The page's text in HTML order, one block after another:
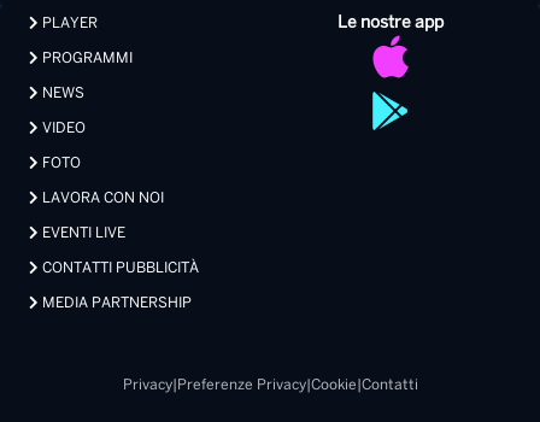
Le nostre app
PLAYER
PROGRAMMI
NEWS
VIDEO
FOTO
LAVORA CON NOI
EVENTI LIVE
CONTATTI PUBBLICITÀ
MEDIA PARTNERSHIP
Privacy| Preferenze Privacy| Cookie Contatti